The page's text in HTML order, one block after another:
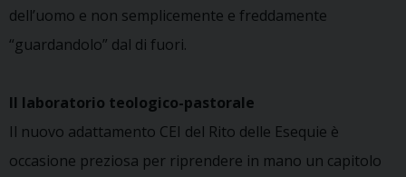
dell’uomo e non semplicemente e freddamente
“guardandolo” dal di fuori.
Il laboratorio teologico-pastorale
Il nuovo adattamento CEI del Rito delle Esequie è
occasione preziosa per riprendere in mano un capitolo